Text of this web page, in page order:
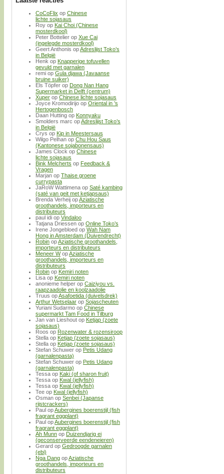
CoCoFlix op Chinese
lichte sojasaus
Roy op Kai Choi (Chinese
mosterdkool)
Peter Bottelier op Xue Cai
(ingelegde mosterdkool)
Geert Anthonis opAdreslijst Toko’s
in België
Henk op Knapperige tofuvellen
gevuld met garnalen
remi op Gula djawa (Javaanse
bruine suiker)
Els Töpfer op Dong Nan Hang
Supermarket in Delft (centrum)
Xuper op Chinese lichte sojasaus
Joyce Kromodirijo op Oriental in ’s
Hertogenbosch
Daan Hutting op Konnyaku
Smolders marc opAdreslijst Toko’s
in België
Crys op Kip in Meestersaus
Wilgo Pelhan op Chu Hou Saus
(Kantonese sojabonensaus)
James Clock op Chinese
lichte sojasaus
Bink Melcherts op Feedback &
Vragen
Marjan op Thaise groene
currypasta
JaRoW Wattimena op Saté kambing
(saté van geit met ketjapsaus)
Brenda Verheij opAziatische
groothandels, importeurs en
distributeurs
paul idi op Vindaloo
Tatjana Driessen op Online Toko’s
Irene Jongebloed op Wah Nam
Hong in Amsterdam (Duivendrecht)
Robin opAziatische groothandels,
importeurs en distributeurs
Meneer WopAziatische
groothandels, importeurs en
distributeurs
Robin op Kemiri noten
Lisa op Kemiri noten
anonieme helper op Caiziyou vs.
raapzaadolie en koolzaadolie
Truus opAsafoetida (duivelsdrek)
Arthur Wetselaar op Sojascheuten
Yuriani Sudarmo op Chinese
supermarkt Tam Food in Tilburg
Jan van Lieshout op Ketjap (zoete
sojasaus)
Roos op Rozenwater & rozensiroop
Stella op Ketjap (zoete sojasaus)
Stella op Ketjap (zoete sojasaus)
Stefan Schuwer op Petis Udang
(garnalenpasta)
Stefan Schuwer op Petis Udang
(garnalenpasta)
Tessa op Kaki (of sharon fruit)
Tessa op Kwal (jellyfish)
Tessa op Kwal (jellyfish)
Tee op Kwal (jellyfish)
Osman op Senbei (Japanse
rijstcrackers)
Paul opAubergines boerenstijl (fish
fragrant eggplant)
Paul opAubergines boerenstijl (fish
fragrant eggplant)
Ah Munn op Duizendjarig ei
(geconserveerde eendeneieren)
Gerard op Gedroogde garnalen
(ebi)
Nga Dang opAziatische
groothandels, importeurs en
distributeurs